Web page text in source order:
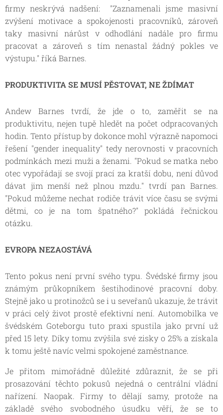
firmy neskrývá nadšení: "Zaznamenali jsme masivní
zvýšení motivace a spokojenosti pracovníků, zároveň
taky masivní nárůst v odhodlání nadále pro firmu
pracovat a zároveň s tím nenastal žádný pokles ve
výstupu." říká Barnes.
PRODUKTIVITA SE MUSÍ PĚSTOVAT, NE ŽDÍMAT
Andew Barnes tvrdí, že jde o to, zaměřit se na
produktivitu, nejen tupě hledět na počet odpracovaných
hodin. Tento přístup by dokonce mohl výrazně napomoci
řešení "gender inequality" tedy nerovnosti v pracovních
podmínkách mezi muži a ženami. "Pokud se matka nebo
otec vypořádají se svojí prací za kratší dobu, není důvod
dávat jim menší než plnou mzdu." tvrdí pan Barnes.
"Pokud můžeme nechat rodiče trávit více času se svými
dětmi, co je na tom špatného?" pokládá řečnickou
otázku.
EVROPA NEZAOSTÁVÁ
Tento pokus není první svého typu. Švédské firmy jsou
známým průkopníkem šestihodinové pracovní doby.
Stejně jako u protinožců se i u seveřanů ukazuje, že trávit
v práci celý život prostě efektivní není. Automobilka ve
švédském Goteborgu tuto praxi spustila jako první už
před 15 lety. Díky tomu zvýšila své zisky o 25% a získala
k tomu ještě navíc velmi spokojené zaměstnance.
Je přitom mimořádně důležité zdůraznit, že se při
prosazování těchto pokusů nejedná o centrální vládní
nařízení. Naopak. Firmy to dělají samy, protože na
základě svého svobodného úsudku věří, že se to